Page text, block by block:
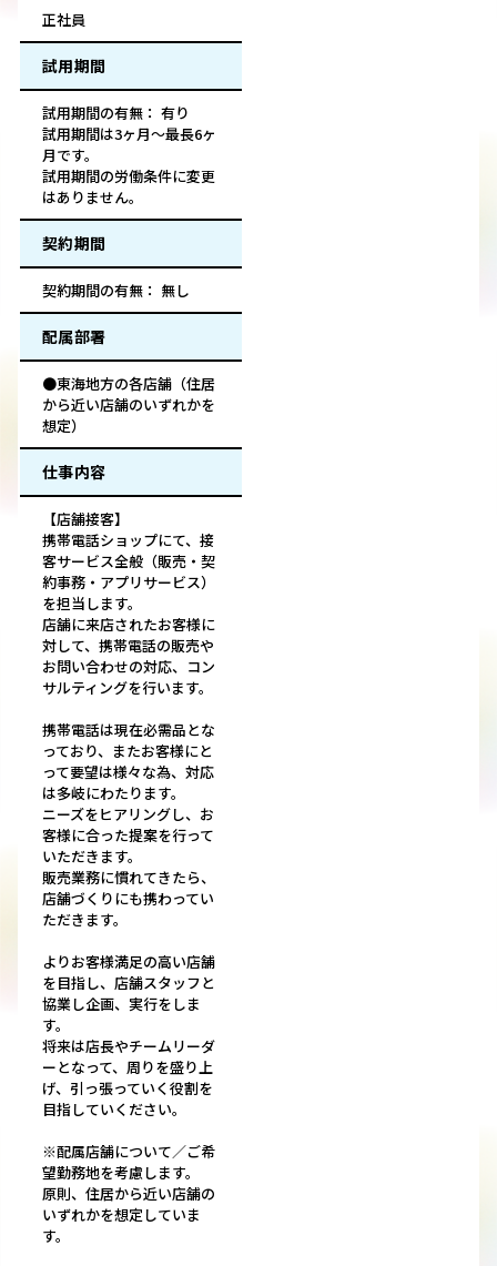
正社員
試用期間
試用期間の有無： 有り
試用期間は3ヶ月～最長6ヶ
月です。
試用期間の労働条件に変更
はありません。
契約期間
契約期間の有無： 無し
配属部署
●東海地方の各店舗（住居
から近い店舗のいずれかを
想定）
仕事内容
【店舗接客】
携帯電話ショップにて、接
客サービス全般（販売・契
約事務・アプリサービス）
を担当します。
店舗に来店されたお客様に
対して、携帯電話の販売や
お問い合わせの対応、コン
サルティングを行います。
携帯電話は現在必需品とな
っており、またお客様にと
って要望は様々な為、対応
は多岐にわたります。
ニーズをヒアリングし、お
客様に合った提案を行って
いただきます。
販売業務に慣れてきたら、
店舗づくりにも携わってい
ただきます。
よりお客様満足の高い店舗
を目指し、店舗スタッフと
協業し企画、実行をしま
す。
将来は店長やチームリーダ
ーとなって、周りを盛り上
げ、引っ張っていく役割を
目指していください。
※配属店舗について／ご希
望勤務地を考慮します。
原則、住居から近い店舗の
いずれかを想定していま
す。